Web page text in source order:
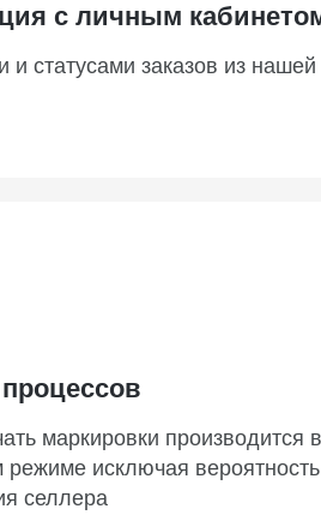
с личным
и статусами заказов из
маркировки производится в
режиме исключая
селлера